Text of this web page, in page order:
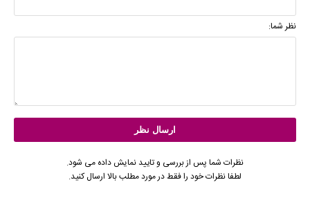
نظر شما:
نظرات شما پس از بررسی و تایید نمایش داده می شود.
لطفا نظرات خود را فقط در مورد مطلب بالا ارسال کنید.